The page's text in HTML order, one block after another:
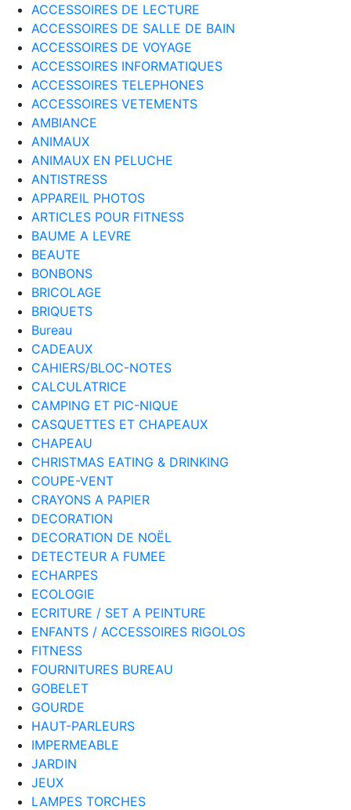
ACCESSOIRES DE LECTURE
ACCESSOIRES DE SALLE DE BAIN
ACCESSOIRES DE VOYAGE
ACCESSOIRES INFORMATIQUES
ACCESSOIRES TELEPHONES
ACCESSOIRES VETEMENTS
AMBIANCE
ANIMAUX
ANIMAUX EN PELUCHE
ANTISTRESS
APPAREIL PHOTOS
ARTICLES POUR FITNESS
BAUME A LEVRE
BEAUTE
BONBONS
BRICOLAGE
BRIQUETS
Bureau
CADEAUX
CAHIERS/BLOC-NOTES
CALCULATRICE
CAMPING ET PIC-NIQUE
CASQUETTES ET CHAPEAUX
CHAPEAU
CHRISTMAS EATING & DRINKING
COUPE-VENT
CRAYONS A PAPIER
DECORATION
DECORATION DE NOËL
DETECTEUR A FUMEE
ECHARPES
ECOLOGIE
ECRITURE / SET A PEINTURE
ENFANTS / ACCESSOIRES RIGOLOS
FITNESS
FOURNITURES BUREAU
GOBELET
GOURDE
HAUT-PARLEURS
IMPERMEABLE
JARDIN
JEUX
LAMPES TORCHES